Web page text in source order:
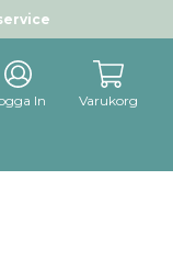
In Varukorg